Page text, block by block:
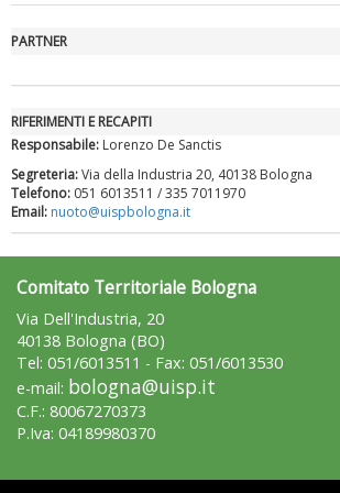
Tiziano Pesce a Radio InBlu2000 traccia il
PARTNER
RIFERIMENTI E RECAPITI
Responsabile: Lorenzo De Sanctis
Segreteria:Via della Industria 20, 40138 Bologna
Telefono: 051 6013511 / 335 7011970
Email: nuoto@uispbologna.it
Comitato Territoriale Bologna
Via Dell'Industria, 20
40138 Bologna (BO)
Tel: 051/6013511 - Fax: 051/6013530
e-mail: bologna@uisp.it
C.F.: 80067270373
P.Iva: 04189980370